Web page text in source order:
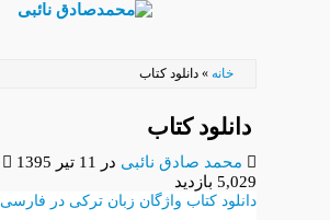
محتوای
خانه »دانلود کتاب
دانلود کتاب
محمد صادق نائبی در 11 تیر 1395
5,029 بازدید
دانلود کتاب واژگان زبان ترکی در فارسی